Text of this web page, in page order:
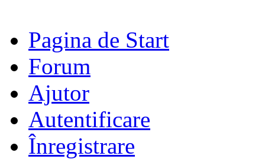
Pagina de Start
Forum
Ajutor
Autentificare
Înregistrare